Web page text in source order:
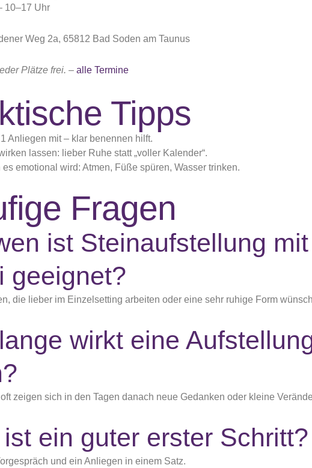
10–17 Uhr
Weg 2a, 65812 Bad Soden am Taunus
Plätze frei. – alle Termine
Tipps
Anliegen mit – klar benennen hilft.
lassen: lieber Ruhe statt „voller Kalender“.
es emotional wird: Atmen, Füße spüren, Wasser trinken.
Fragen
ist Steinaufstellung mit
geeignet?
die lieber im Einzelsetting arbeiten oder eine sehr ruhige Form
wirkt eine
zeigen sich in den Tagen danach neue Gedanken oder kleine
ein guter erster Schritt?
und ein Anliegen in einem Satz.